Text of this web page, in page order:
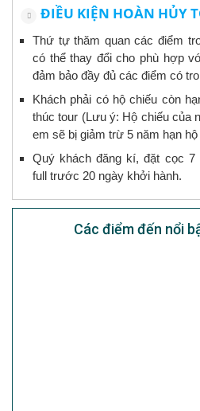
ĐIỀU KIỆN HOÀN HỦY
Thứ tự thăm quan các điểm
có thể thay đổi cho phù hợp
đảm bảo đầy đủ các điểm có
Khách phải có hộ chiếu còn
thúc tour (Lưu ý: Hộ chiếu của
em sẽ bị giảm trừ 5 năm hạn hộ
Quý khách đăng kí, đặt cọc 7
full trước 20 ngày khởi hành.
Các điểm đến nổi